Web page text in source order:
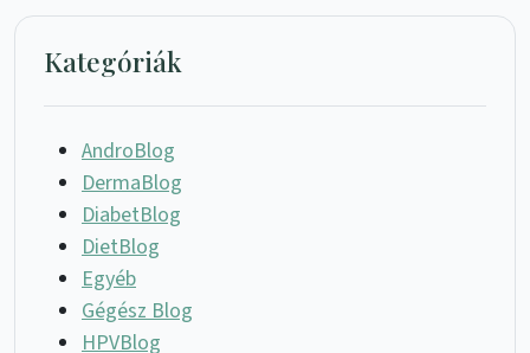
Kategóriák
AndroBlog
DermaBlog
DiabetBlog
DietBlog
Egyéb
Gégész Blog
HPVBlog